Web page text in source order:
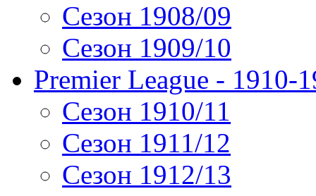
Сезон 1908/09
Сезон 1909/10
Premier League - 1910-
Сезон 1910/11
Сезон 1911/12
Сезон 1912/13